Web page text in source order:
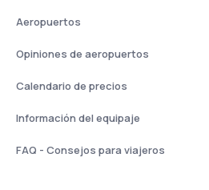
Aeropuertos
Opiniones de aeropuertos
Calendario de precios
Información del equipaje
FAQ - Consejos para viajeros